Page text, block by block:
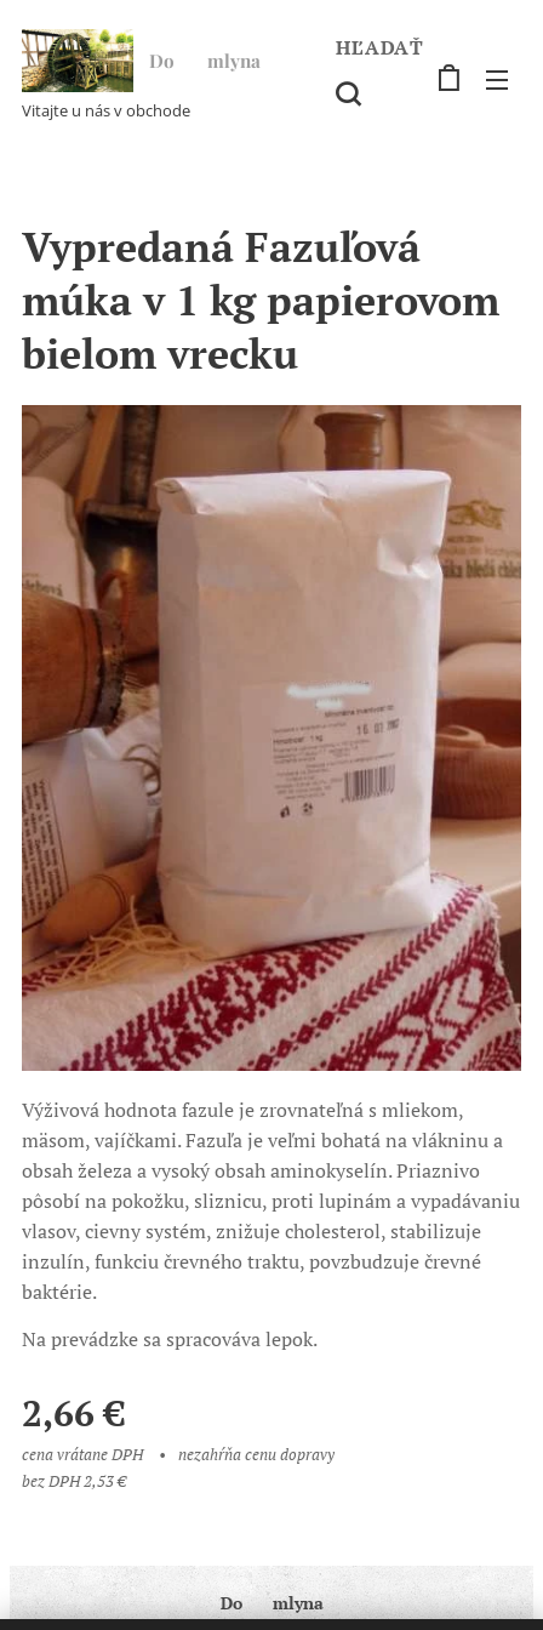
Do ♥ mlyna
Vitajte u nás v obchode
HĽADAŤ
Vypredaná Fazuľová
múka v 1 kg papierovom
bielom vrecku
Výživová hodnota fazule je zrovnateľná s mliekom,
mäsom, vajíčkami. Fazuľa je veľmi bohatá na vlákninu a
obsah železa a vysoký obsah aminokyselín. Priaznivo
pôsobí na pokožku, sliznicu, proti lupinám a vypadávaniu
vlasov, cievny systém, znižuje cholesterol, stabilizuje
inzulín, funkciu črevného traktu, povzbudzuje črevné
baktérie.
Na prevádzke sa spracováva lepok.
2,66€
cena vrátane DPH
nezahŕňa cenu dopravy
bez DPH 2,53 €
Do ♥ mlyna